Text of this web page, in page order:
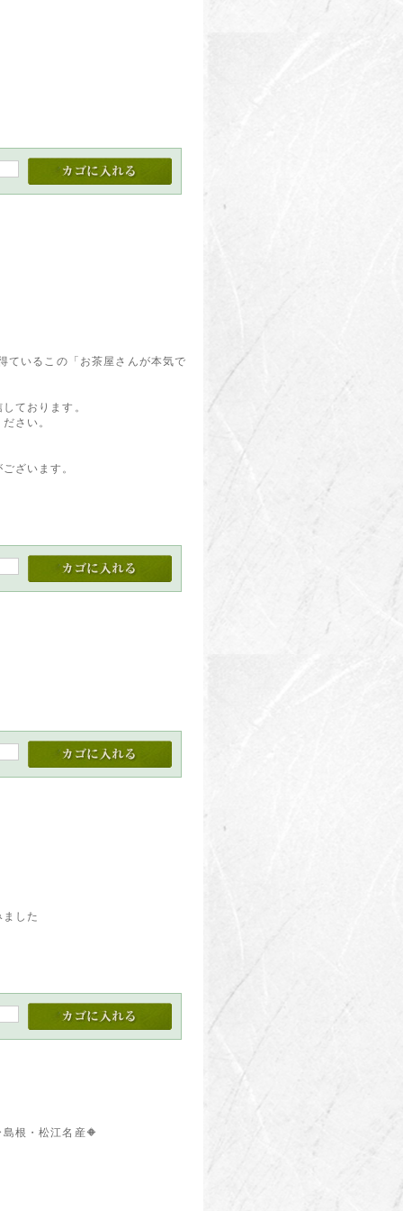
ているこの「お茶屋さんが本気で
ております。
さい。
ざいます。
した
根・松江名産🔶